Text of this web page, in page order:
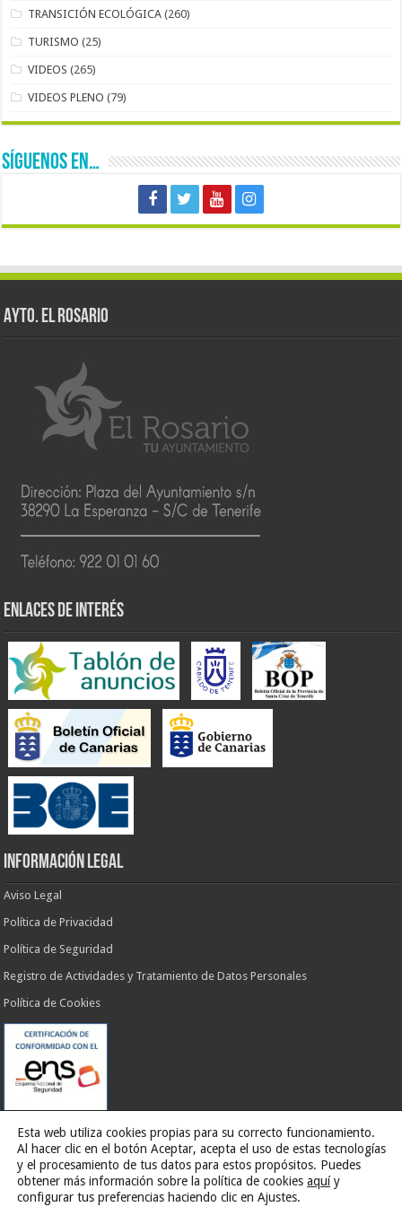
TRANSICIÓN ECOLÓGICA (260)
TURISMO (25)
VIDEOS (265)
VIDEOS PLENO (79)
SÍGUENOS EN…
AYTO. EL ROSARIO
ENLACES DE INTERÉS
INFORMACIÓN LEGAL
Aviso Legal
Política de Privacidad
Política de Seguridad
Registro de Actividades y Tratamiento de Datos Personales
Política de Cookies
Web desarrollada porG13 Estudio Creativo
Esta web utiliza cookies propias para su correcto funcionamiento.
Al hacer clic en el botón Aceptar, acepta el uso de estas tecnologías
y el procesamiento de tus datos para estos propósitos. Puedes
obtener más información sobre la política de cookies aquíy
configurar tus preferencias haciendo clic en Ajustes.